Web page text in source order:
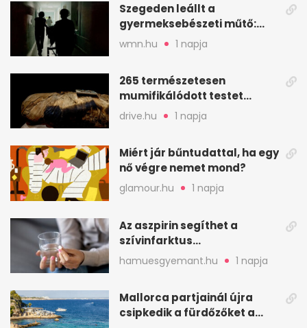
Szegeden leállt a
gyermeksebészeti műtő:
elfogytak a tartalékok
wmn.hu 1 napja
265 természetesen
mumifikálódott testet
találtak egy váci templom
drive.hu 1 napja
Miért jár bűntudattal, ha egy
nő végre nemet mond?
glamour.hu 1 napja
Az aszpirin segíthet a
szívinfarktus
megelőzésében, de nem
mindenkinek
hamuesgyemant.hu 1 napja
Mallorca partjainál újra
csipkedik a fürdőzőket a